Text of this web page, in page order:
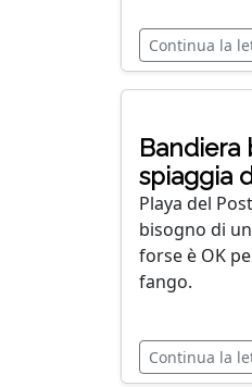
Continua la
Bandiera
spiaggia
Playa del
bisogno di
forse è OK
fango.
Continua la